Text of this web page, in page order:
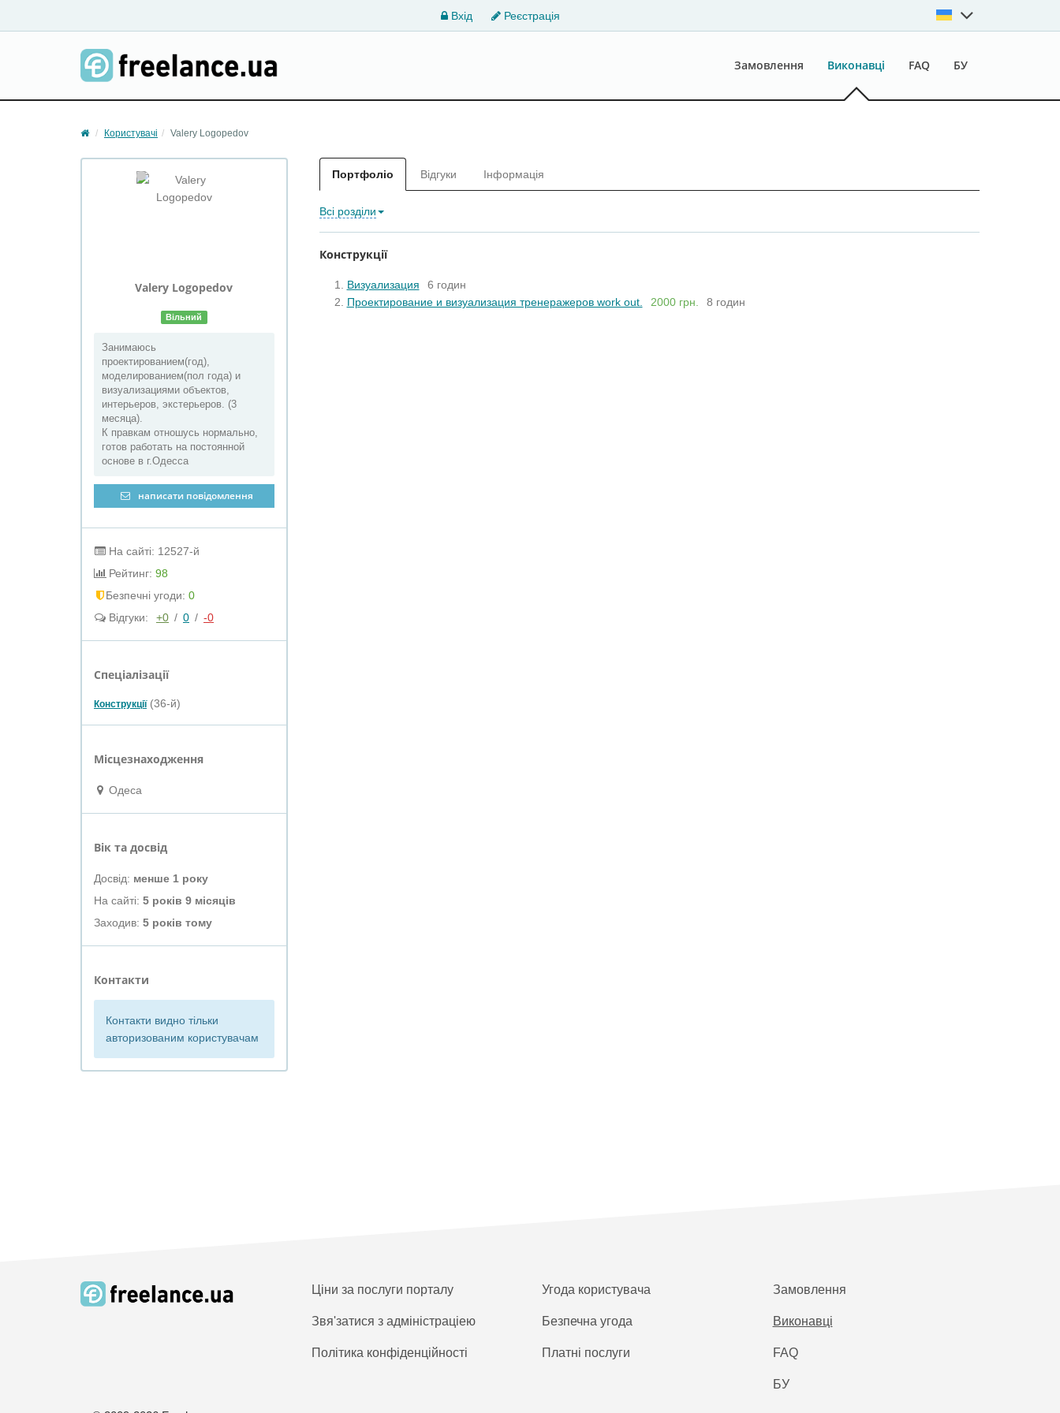
Вхід Реєстрація
Замовлення Виконавці FAQ БУ
Користувачі Valery Logopedov
Valery Logopedov
Вільний
Занимаюсь
проектированием(год),
моделированием(пол года) и
визуализациями объектов,
интерьеров, экстерьеров. (3
месяца).
К правкам отношусь нормально,
готов работать на постоянной
основе в г.Одесса
написати повідомлення
На сайті: 12527-й
Рейтинг: 98
Безпечні угоди: 0
Відгуки:
+0 / 0 / -0
Спеціалізації
Конструкції(36-й)
Місцезнаходження
Одеса
Вік та досвід
Досвід: менше 1 року
На сайті: 5 років 9 місяців
Заходив: 5 років тому
Контакти
Контакти видно тільки
авторизованим користувачам
Портфоліо Відгуки Інформація
Всі розділи
Конструкції
Визуализация
6 годин
Проектирование и визуализация тренеражеров work out.
2000 грн. 8 годин
Ціни за послуги порталу
Звя'затися з адміністраціею
Політика конфіденційності
Угода користувача
Безпечна угода
Платнi послуги
Замовлення
Виконавці
FAQ
БУ